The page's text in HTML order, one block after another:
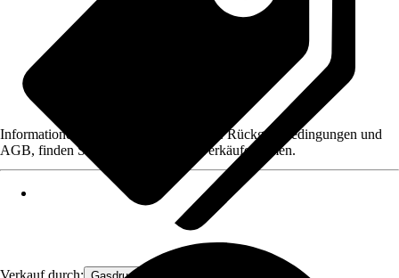
Verkauf durch:
Informationen des Verkäufers, wie z. B. Rückgabebedingungen und
AGB, finden Sie bei Klick auf den Verkäufernamen.